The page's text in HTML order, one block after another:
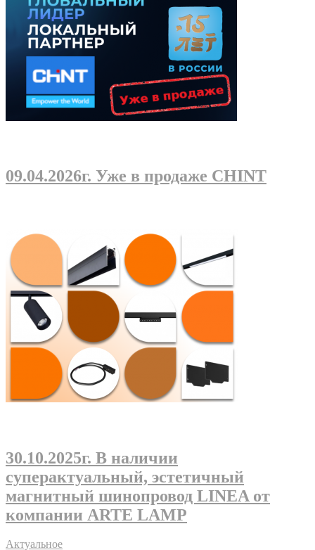
09.04.2026г. Уже в продаже CHINT
30.10.2025г. В наличии
суперактуальный, эстетичный
магнитный шинопровод LINEA от
компании ARTE LAMP
Актуальное